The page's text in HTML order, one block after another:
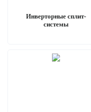
Инверторные сплит-
системы